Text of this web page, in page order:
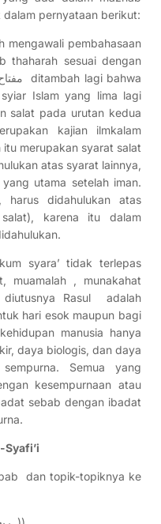
pernyataan berikut:
mengawali pembahasaan
thaharah sesuai dengan
Islam yang lima lagi
salat pada urutan kedua
kajian ilmkalam
merupakan syarat salat
atas syarat lainnya,
utama setelah iman.
harus didahulukan atas
karena itu dalam
syara’ tidak terlepas
muamalah , munakahat
Rasul adalah
hari esok maupun bagi
manusia hanya
daya biologis, dan daya
kesempurnaan atau
sebab dengan ibadat
Syafi’i
dan topik-topiknya ke